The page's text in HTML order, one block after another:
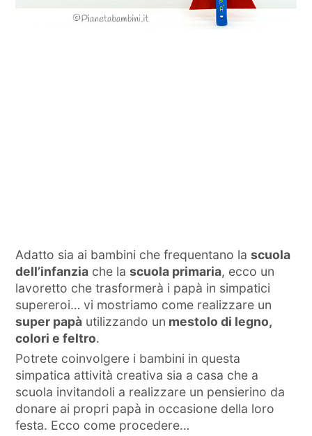
Adatto sia ai bambini che frequentano lascuola
dell’infanzia che lascuola primaria, ecco un
lavoretto che trasformerà i papà in simpatici
supereroi… vi mostriamo come realizzare un
super papà utilizzando un mestolo di legno,
colori e feltro.
Potrete coinvolgere i bambini in questa
simpatica attività creativa sia a casa che a
scuola invitandoli a realizzare un pensierino da
donare ai propri papà in occasione della loro
festa. Ecco come procedere…